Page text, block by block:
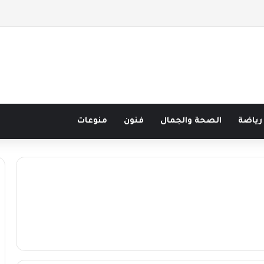
رياضة الصحة والجمال فنون منوعات